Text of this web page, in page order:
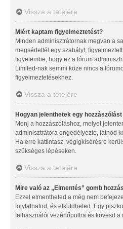
Vissza a tetejére
Miért kaptam figyelmeztetést?
Minden adminisztrátornak megvan a
megsértettél egy szabályt,
figyelembe, hogy ez a fórum
Limited-nak semmi köze nincs a
figyelmeztetésekhez.
Vissza a tetejére
Hogyan jelenthetek egy
Menj a hozzászóláshoz, melyet
adminisztrátora engedélyezte, látnod
Ha erre kattintasz, végigkísérésre
szükséges lépéseken.
Vissza a tetejére
Mire való az „Elmentés” gomb
Ezzel elmentheted a még nem
folytathatod, és elküldheted. Egy
felhasználói vezérlőpultra és kövesd a